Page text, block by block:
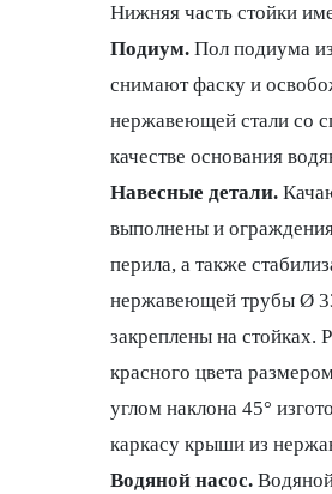
Нижняя часть стойки
Подиум. Пол подиума
снимают фаску и
нержавеющей стали со
качестве основания
Навесные детали.
выполнены и
перила, а также
нержавеющей трубы Ø
закреплены на
красного цвета
углом наклона 45°
каркасу крыши из
Водяной насос.Водяной